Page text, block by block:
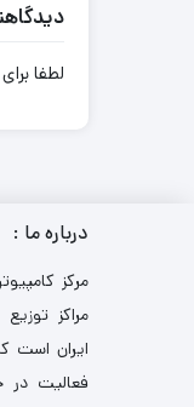
لطفا
درباره ما :
مرکز
مراکز